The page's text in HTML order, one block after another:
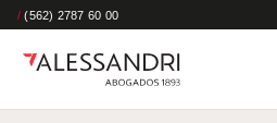
/ (562) 2787 60 00